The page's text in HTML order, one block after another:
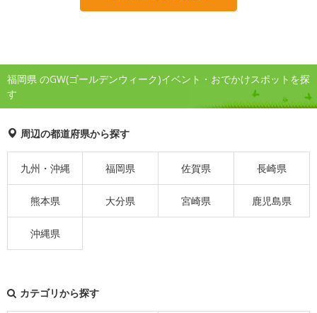
福岡県 のGW(ゴールデンウィーク)イベント・おでかけスポットを探
す
周辺の都道府県から探す
九州・沖縄 福岡県 佐賀県 長崎県
熊本県 大分県 宮崎県 鹿児島県
沖縄県
カテゴリから探す